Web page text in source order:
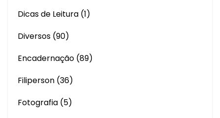
Dicas de Leitura (1)
Diversos (90)
Encadernação (89)
Filiperson (36)
Fotografia (5)